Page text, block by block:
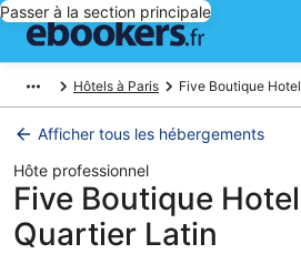
Passer à la section principale
Hôtels à Paris Five Boutique
Afficher tous les hébergements
Hôte professionnel
Five Boutique
Quartier Latin